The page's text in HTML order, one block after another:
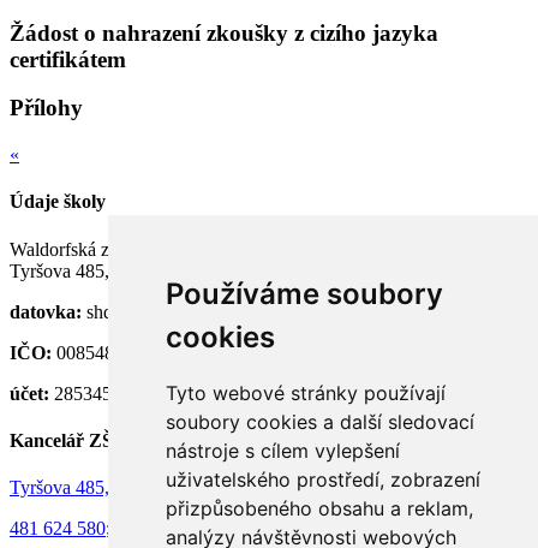
Používáme soubory
cookies
Tyto webové stránky používají
soubory cookies a další sledovací
nástroje s cílem vylepšení
uživatelského prostředí, zobrazení
přizpůsobeného obsahu a reklam,
analýzy návštěvnosti webových
Žádost o nahrazení zkoušky z cizího jazyka
certifikátem
Přílohy
«
Údaje školy
Waldorfská základní a střední škola Semily, p. o.
Tyršova 485, 513 01 Semily
datovka: shdknnh
IČO: 00854824
účet: 28534581/0100
Kancelář ZŠ
Tyršova 485, 513 01 Semily
481 624 580; 736 130 073